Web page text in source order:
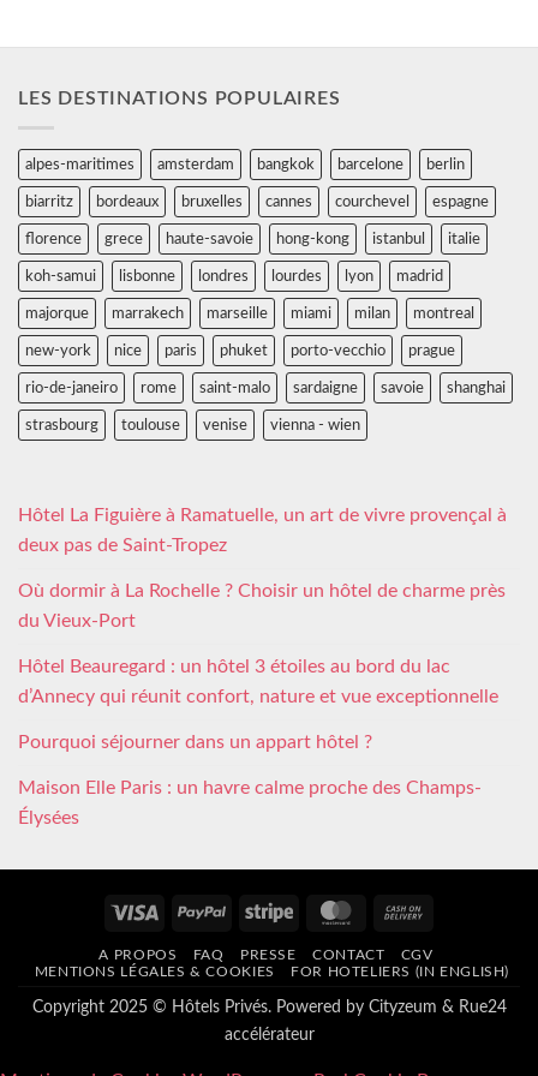
LES DESTINATIONS POPULAIRES
alpes-maritimes amsterdam bangkok barcelone berlin
biarritz bordeaux bruxelles cannes courchevel espagne
florence grece haute-savoie hong-kong istanbul italie
koh-samui lisbonne londres lourdes lyon madrid
majorque marrakech marseille miami milan montreal
new-york nice paris phuket porto-vecchio prague
rio-de-janeiro rome saint-malo sardaigne savoie shanghai
strasbourg toulouse venise vienna - wien
Hôtel La Figuière à Ramatuelle, un art de vivre provençal à
deux pas de Saint-Tropez
Où dormir à La Rochelle ? Choisir un hôtel de charme près
du Vieux-Port
Hôtel Beauregard : un hôtel 3 étoiles au bord du lac
d’Annecy qui réunit confort, nature et vue exceptionnelle
Pourquoi séjourner dans un appart hôtel ?
Maison Elle Paris : un havre calme proche des Champs-
Élysées
Visa PayPal Stripe MasterCard
Delivery
A PROPOS FAQ PRESSE CONTACT
CGV
MENTIONS LÉGALES & COOKIES
FOR HOTELIERS (IN ENGLISH)
Copyright 2025 © Hôtels Privés. Powered by Cityzeum & Rue24
accélérateur